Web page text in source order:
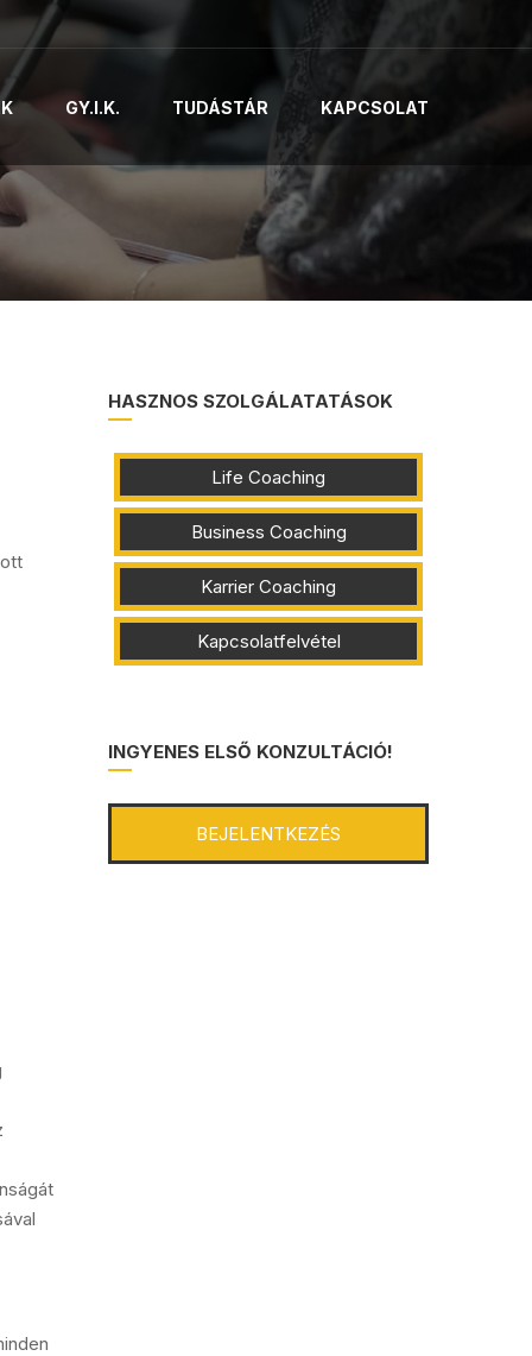
GY.I.K. TUDÁSTÁR KAPCSOLAT
HASZNOS SZOLGÁLATATÁSOK
Life Coaching
Business Coaching
Karrier Coaching
Kapcsolatfelvétel
INGYENES ELSŐ KONZULTÁCIÓ!
BEJELENTKEZÉS